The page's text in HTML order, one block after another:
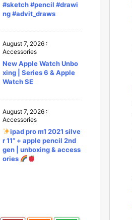
#sketch #pencil #drawi
ng #advit_draws
August 7, 2026 :
Accessories
New Apple Watch Unbo
xing | Series 6 & Apple
Watch SE
August 7, 2026 :
Accessories
ipad pro m1 2021 silve
r 11” + apple pencil 2nd
gen | unboxing & access
ories